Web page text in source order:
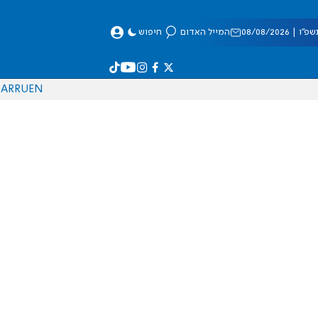
08/2026 המייל האדום חיפוש
EN
RU
AR